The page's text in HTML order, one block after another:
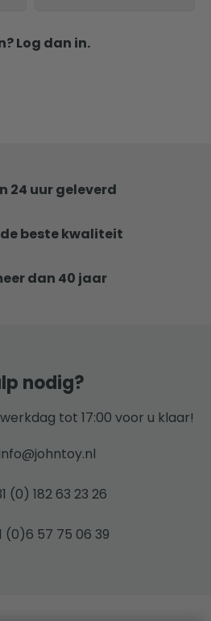
Log dan in.
24 uur geleverd
beste kwaliteit
dan 40 jaar
nodig?
tot 17:00 voor u klaar!
(0) 182 63 23 26
(0)6 57 75 06 39